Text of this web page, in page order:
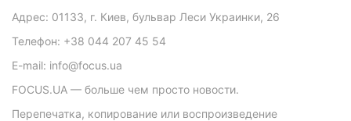
Адрес: 01133, г. Киев, бульвар Леси Украинки, 26
Телефон: +38 044 207 45 54
E-mail: info@focus.ua
FOCUS.UA — больше чем просто новости.
Перепечатка, копирование или воспроизведение